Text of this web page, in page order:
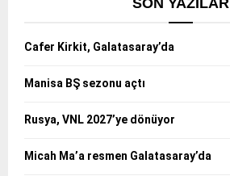
SON YAZILAR
Cafer Kirkit, Galatasaray’da
Manisa BŞ sezonu açtı
Rusya, VNL 2027’ye dönüyor
Micah Ma’a resmen Galatasaray’da